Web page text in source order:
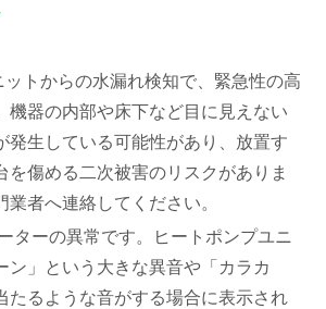
ットからの水漏れ検知で、緊急性の高
機器の内部や床下など目に見えない
発生している可能性があり、放置す
を傷める二次被害のリスクがありま
業者へ連絡してください。
ターの異常です。ヒートポンプユニ
ン」という大きな異音や「カラカ
たるような音がする場合に表示され